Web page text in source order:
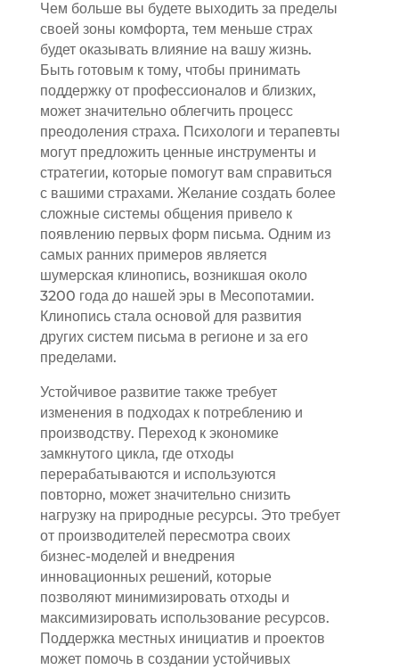
Чем больше вы будете выходить за пределы
своей зоны комфорта, тем меньше страх
будет оказывать влияние на вашу жизнь.
Быть готовым к тому, чтобы принимать
поддержку от профессионалов и близких,
может значительно облегчить процесс
преодоления страха. Психологи и терапевты
могут предложить ценные инструменты и
стратегии, которые помогут вам справиться
с вашими страхами. Желание создать более
сложные системы общения привело к
появлению первых форм письма. Одним из
самых ранних примеров является
шумерская клинопись, возникшая около
3200 года до нашей эры в Месопотамии.
Клинопись стала основой для развития
других систем письма в регионе и за его
пределами.
Устойчивое развитие также требует
изменения в подходах к потреблению и
производству. Переход к экономике
замкнутого цикла, где отходы
перерабатываются и используются
повторно, может значительно снизить
нагрузку на природные ресурсы. Это требует
от производителей пересмотра своих
бизнес-моделей и внедрения
инновационных решений, которые
позволяют минимизировать отходы и
максимизировать использование ресурсов.
Поддержка местных инициатив и проектов
может помочь в создании устойчивых